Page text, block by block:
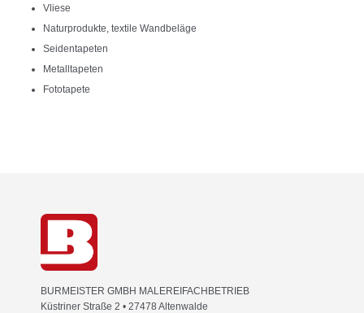
Vliese
Naturprodukte, textile Wandbeläge
Seidentapeten
Metalltapeten
Fototapete
BURMEISTER GMBH MALEREIFACHBETRIEB
Küstriner Straße 2 • 27478 Altenwalde